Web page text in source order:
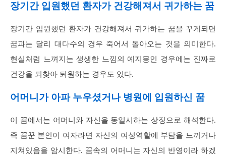
장기간 입원했던 환자가 건강해져서 귀가하는 꿈
장기간 입원했던 환자가 건강해져서 귀가하는 꿈을 꾸게되면
꿈과는 달리 대다수의 경우 죽어서 돌아오는 것을 의미한다.
현실처럼 느껴지는 생생한 느낌의 예지몽인 경우에는 진짜로
건강을 되찾아 퇴원하는 경우도 있다.
어머니가 아파 누우셨거나 병원에 입원하신 꿈
이 꿈에서는 어머니와 자신을 동일시하는 상징으로 해석한다.
즉 꿈꾼 본인이 여자라면 자신의 여성역할에 부담을 느끼거나
지쳐있음을 암시한다. 꿈속의 어머니는 자신의 반영이라 하겠